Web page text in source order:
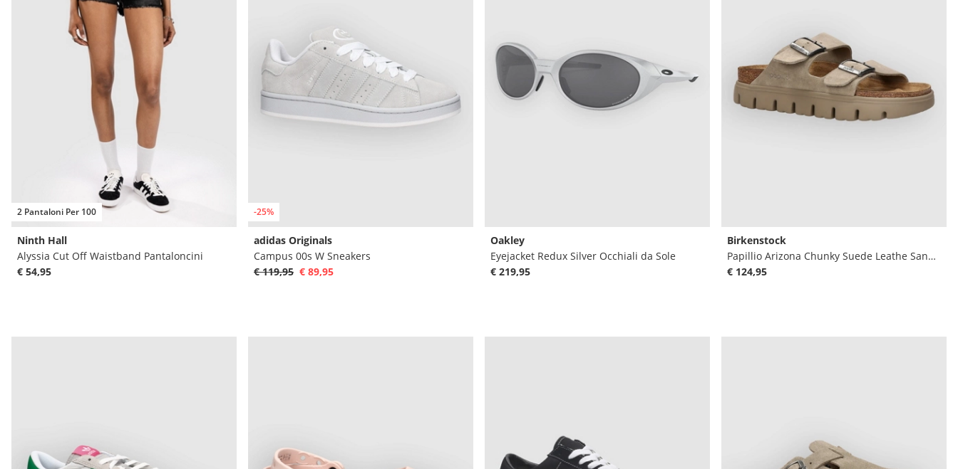
2 Pantaloni Per 100
Ninth Hall
Alyssia Cut Off Waistband Pantaloncini
€ 54,95
-25%
adidas Originals
Campus 00s W Sneakers
€ 119,95 € 89,95
Oakley
Eyejacket Redux Silver Occhiali da Sole
€ 219,95
Birkenstock
Papillio Arizona Chunky Suede Leathe Sandali
€ 124,95